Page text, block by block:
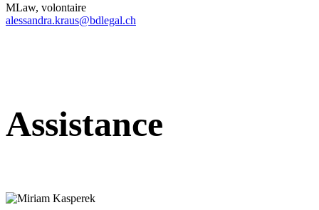
MLaw, volontaire
alessandra.kraus@bdlegal.ch
Assistance